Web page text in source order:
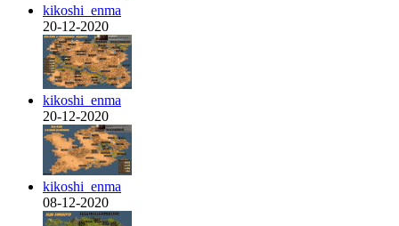
kikoshi_enma
20-12-2020
kikoshi_enma
20-12-2020
kikoshi_enma
08-12-2020